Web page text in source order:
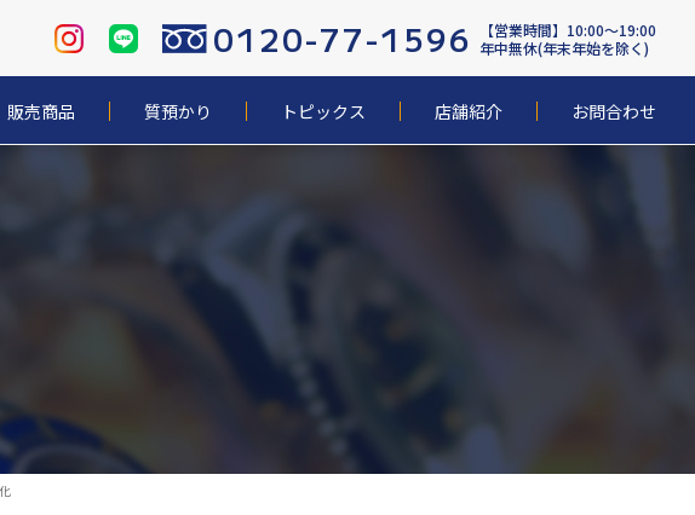
0120-77-1596
【営業時間】10:00〜19:00
年中無休(年末年始を除く)
販売商品 質預かり トピックス 店舗紹介 お問合わせ